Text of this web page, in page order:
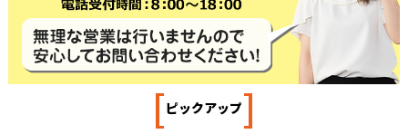
[ピックアップ]